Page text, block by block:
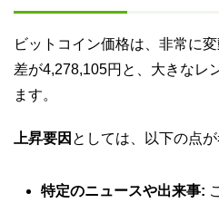
ビットコイン価格は、非常に
差が4,278,105円と、大きなレ
ます。
上昇要因 としては、以下の点が
特定のニュースや出来事: